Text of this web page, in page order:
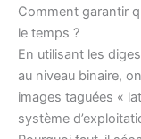
Comment garantir
le temps ?
En utilisant les
au niveau binaire,
images taguées «
système